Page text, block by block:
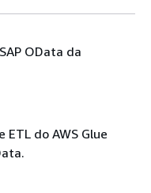
OData da
do AWS Glue